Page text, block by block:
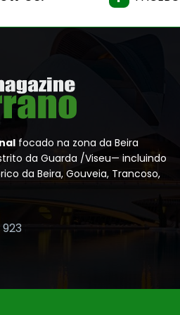
focado na zona da Beira
da Guarda /Viseu— incluindo
da Beira, Gouveia, Trancoso,